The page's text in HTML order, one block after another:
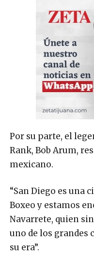
Por su parte, el
Rank, Bob Arum,
mexicano.
“San Diego es una
Boxeo y estamos
Navarrete, quien
uno de los grandes
su era”.